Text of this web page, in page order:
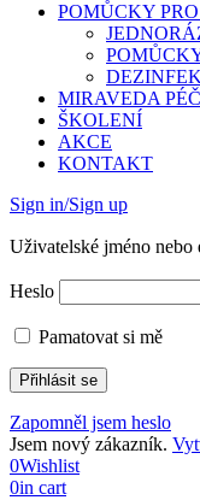
POMŮCKY
MIRAVEDA
ŠKOLENÍ
AKCE
KONTAKT
Sign in/Sign up
Uživatelské jméno nebo
Heslo
Pamatovat si mě
Zapomněl jsem heslo
Jsem nový zákazník.
0Wishlist
0in cart